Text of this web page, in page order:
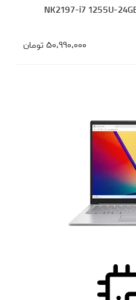
NK2197-i7 1255U-
۵۰،۹۹۰،۰۰۰ تومان